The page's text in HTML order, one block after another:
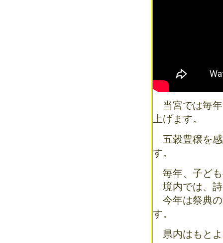
当宮では毎年
上げます。
五穀豊穣を感
す。
毎年、子ども
境内では、詩
今年は祭典の
す。
県内はもとよ